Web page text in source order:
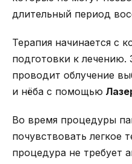
длительный период
Терапия начинается с
подготовки к лечению.
проводит облучение
и нёба с помощью
Во время процедуры
почувствовать легкое
процедура не требует